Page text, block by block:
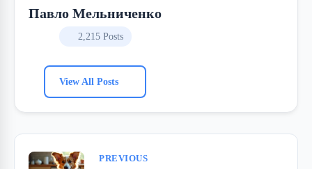
Павло Мельниченко
2,215 Posts
View All Posts
PREVIOUS